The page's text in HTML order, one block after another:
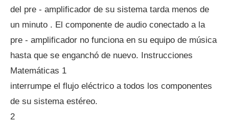
del pre - amplificador de su sistema tarda menos de
un minuto . El componente de audio conectado a la
pre - amplificador no funciona en su equipo de música
hasta que se enganchó de nuevo. Instrucciones
Matemáticas 1
interrumpe el flujo eléctrico a todos los componentes
de su sistema estéreo.
2